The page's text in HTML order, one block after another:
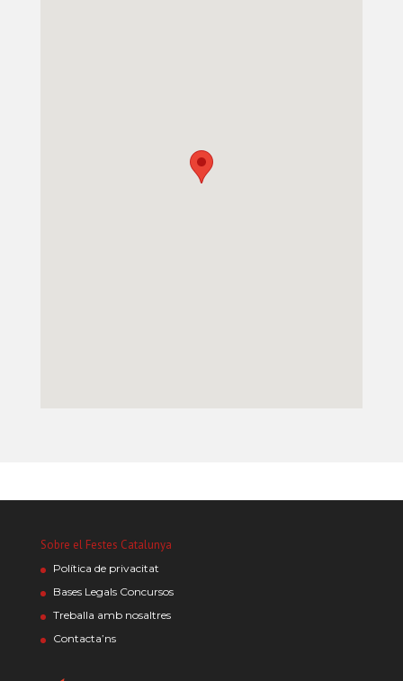
Sobre el Festes Catalunya
Política de privacitat
Bases Legals Concursos
Treballa amb nosaltres
Contacta’ns